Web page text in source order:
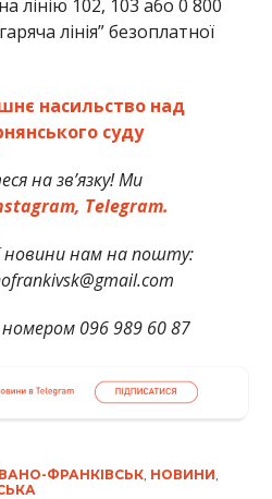
лінію 102, 103 або 0 800
лінія” безоплатної
насильство над
суду
на зв’язку! Ми
Telegram.
новини нам на пошту:
096 989 60 87
ФРАНКІВСЬК, НОВИНИ